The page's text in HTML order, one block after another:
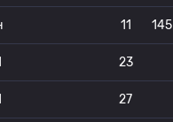
11 145
23
27